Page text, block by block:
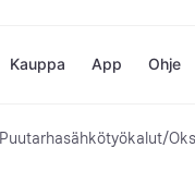
Kauppa
Kaupat
App Ohje
Puutarhasähkötyökalut/